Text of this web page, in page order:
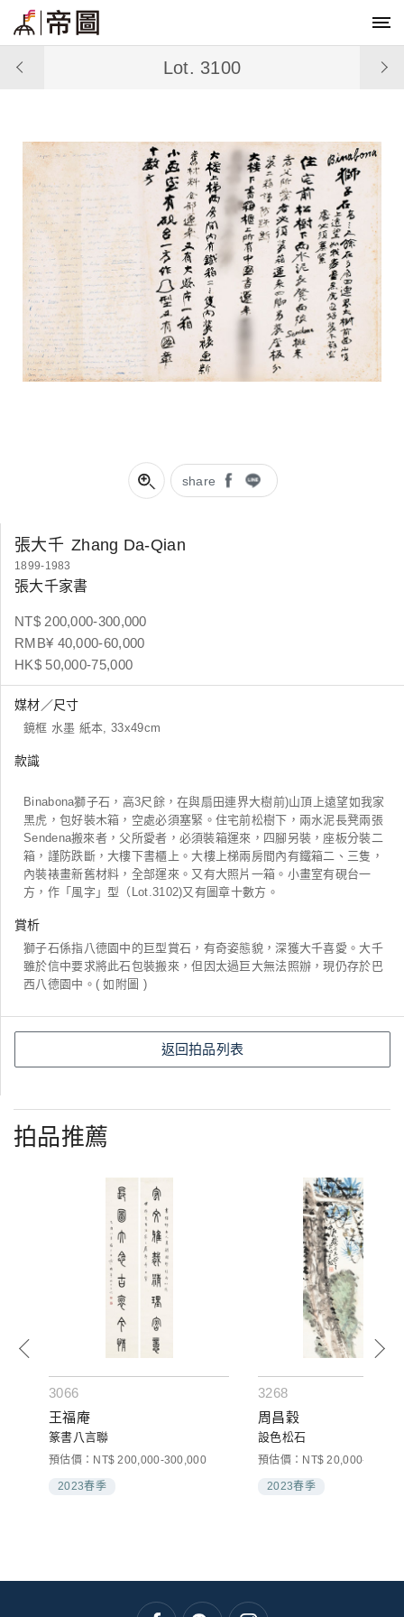
share
Lot. 3100
張大千 Zhang Da-Qian
1899-1983
張大千家書
NT$ 200,000-300,000
RMB¥ 40,000-60,000
HK$ 50,000-75,000
媒材／尺寸
鏡框 水墨 紙本, 33x49cm
款識
Binabona獅子石，高3尺餘，在與扇田連界大樹前)山頂上遠望如我家
黑虎，包好裝木箱，空處必須塞緊。住宅前松樹下，兩水泥長凳兩張
Sendena搬來者，父所愛者，必須裝箱運來，四腳另裝，座板分裝二
箱，謹防跌斷，大樓下書櫃上。大樓上梯兩房間內有鐵箱二、三隻，
內裝裱畫新舊材料，全部運來。又有大照片一箱。小畫室有硯台一
方，作「風字」型（Lot.3102)又有圖章十數方。
賞析
獅子石係指八德園中的巨型賞石，有奇姿態貌，深獲大千喜愛。大千
雖於信中要求將此石包裝搬來，但因太過巨大無法照辦，現仍存於巴
西八德園中。( 如附圖 )
返回拍品列表
拍品推薦
3066
王福庵
篆書八言聯
預估價：NT$ 200,000-300,000
2023春季
3268
周昌穀
設色松石
預估價：NT$ 20,000-30,000
2023春季